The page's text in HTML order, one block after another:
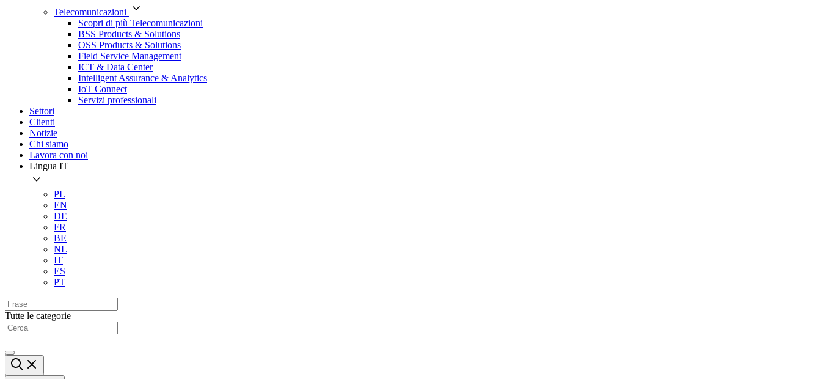
Telecomunicazioni
Scopri di più Telecomunicazioni
BSS Products & Solutions
OSS Products & Solutions
Field Service Management
ICT & Data Center
Intelligent Assurance & Analytics
IoT Connect
Servizi professionali
Settori
Clienti
Notizie
Chi siamo
Lavora con noi
Lingua IT
PL
EN
DE
FR
BE
NL
IT
ES
PT
Tutte le categorie